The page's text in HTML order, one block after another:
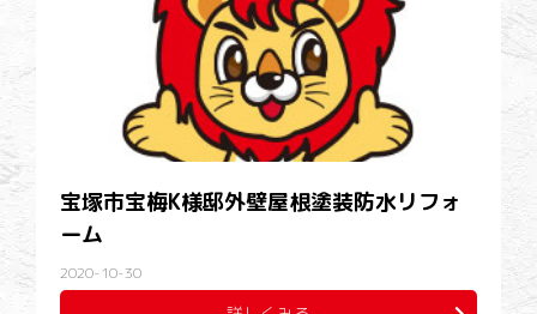
宝塚市宝梅K様邸外壁屋根塗装防水リフォ
ーム
2020-10-30